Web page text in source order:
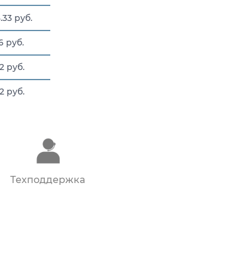
руб.
руб.
руб.
руб.
Техподдержка